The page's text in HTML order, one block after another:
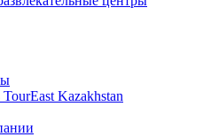
Kazakhstan